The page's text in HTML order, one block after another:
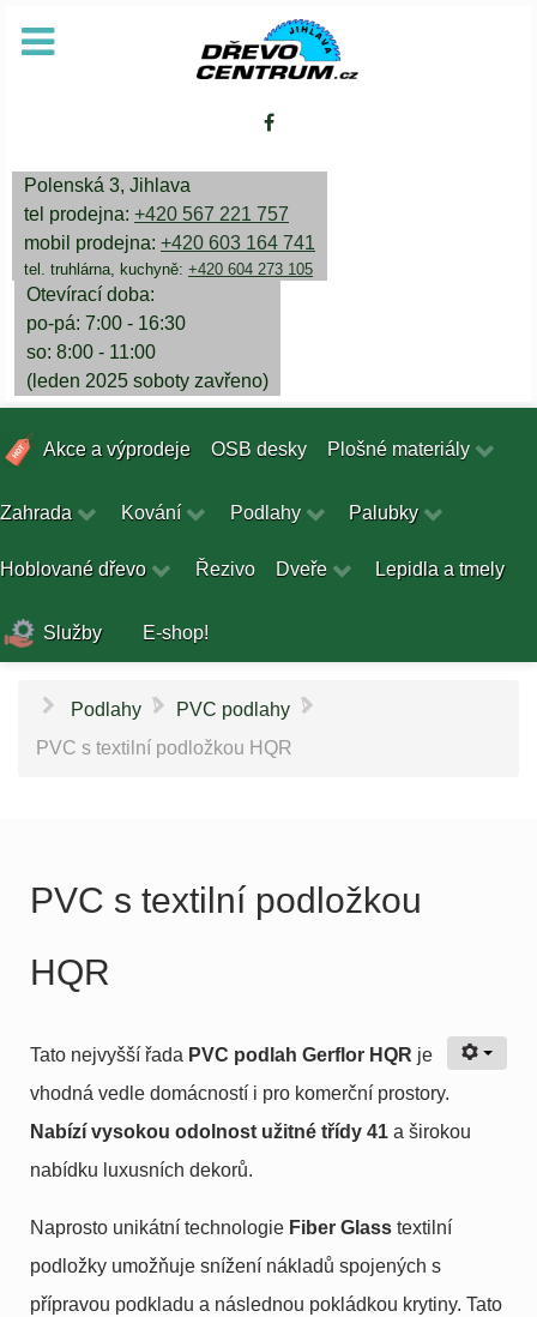
Polenská 3, Jihlava
tel prodejna: +420 567 221 757
mobil prodejna: +420 603 164 741
tel. truhlárna, kuchyně: +420 604 273 105
Otevírací doba:
po-pá: 7:00 - 16:30
so: 8:00 - 11:00
(leden 2025 soboty zavřeno)
Akce a výprodeje OSB desky Plošné materiály
Zahrada Kování Podlahy Palubky
Hoblované dřevo Řezivo Dveře Lepidla a tmely
Služby E-shop!
Podlahy \ PVC podlahy \
PVC s textilní podložkou HQR
PVC s textilní podložkou
HQR
Tato nejvyšší řada PVC podlah Gerflor HQR je
vhodná vedle domácností i pro komerční prostory.
Nabízí vysokou odolnost užitné třídy 41 a širokou
nabídku luxusních dekorů.
Naprosto unikátní technologie Fiber Glass textilní
podložky umožňuje snížení nákladů spojených s
přípravou podkladu a následnou pokládkou krytiny. Tato